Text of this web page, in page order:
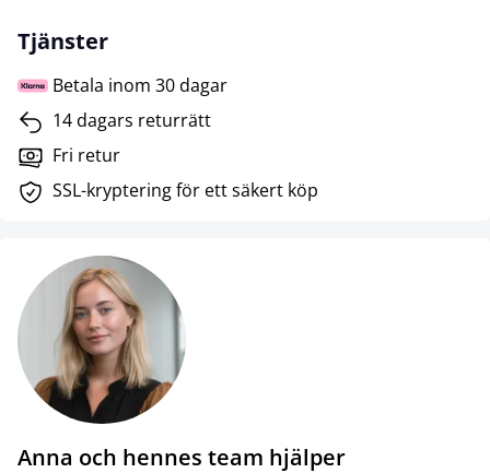
Tjänster
Betala inom 30 dagar
14 dagars returrätt
Fri retur
SSL-kryptering för ett säkert köp
Anna och hennes team hjälper